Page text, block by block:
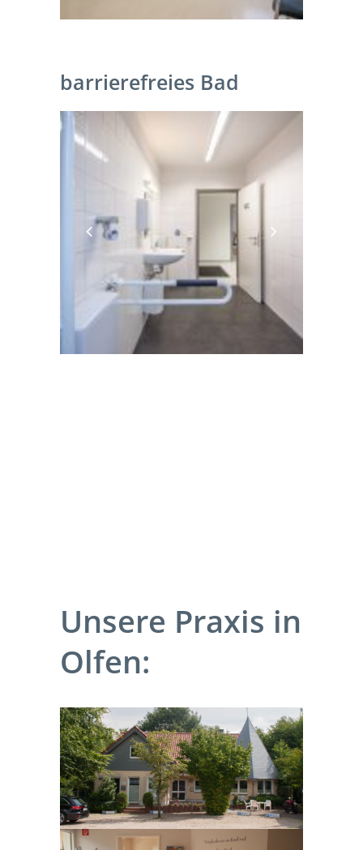
barrierefreies Bad
Unsere Praxis in
Olfen: